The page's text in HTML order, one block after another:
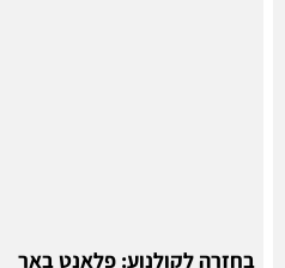
בחזרה לקולנוע: פלאנט באר